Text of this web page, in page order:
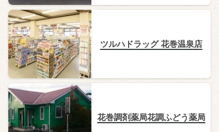
ツルハドラッグ 花巻温泉店
花巻調剤薬局花調ふどう薬局